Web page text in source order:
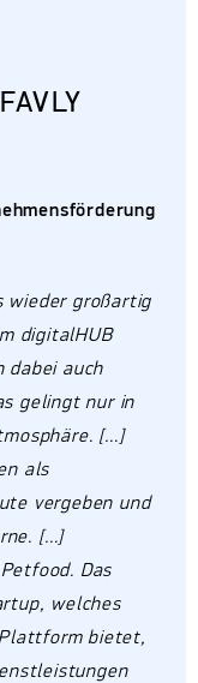
wieder großartig
digitalHUB
dabei auch
gelingt nur in
[…]
als
vergeben und
[…]
Das
welches
bietet,